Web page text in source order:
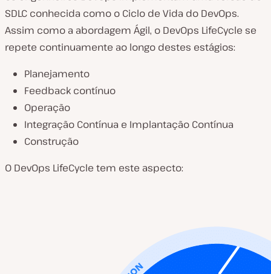
SDLC conhecida como o Ciclo de Vida do DevOps.
Assim como a abordagem Ágil, o DevOps LifeCycle se
repete continuamente ao longo destes estágios:
Planejamento
Feedback contínuo
Operação
Integração Contínua e Implantação Contínua
Construção
O DevOps LifeCycle tem este aspecto: